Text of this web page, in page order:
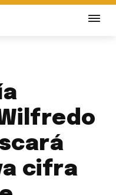
cifra